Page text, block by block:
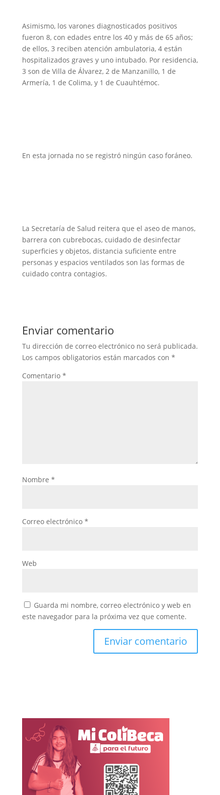
Asimismo, los varones diagnosticados positivos
fueron 8, con edades entre los 40 y más de 65 años;
de ellos, 3 reciben atención ambulatoria, 4 están
hospitalizados graves y uno intubado. Por residencia,
3 son de Villa de Álvarez, 2 de Manzanillo, 1 de
Armería, 1 de Colima, y 1 de Cuauhtémoc.
En esta jornada no se registró ningún caso foráneo.
La Secretaría de Salud reitera que el aseo de manos,
barrera con cubrebocas, cuidado de desinfectar
superficies y objetos, distancia suficiente entre
personas y espacios ventilados son las formas de
cuidado contra contagios.
Enviar comentario
Tu dirección de correo electrónico no será publicada.
Los campos obligatorios están marcados con *
Comentario *
Nombre *
Correo electrónico *
Web
Guarda mi nombre, correo electrónico y web en
este navegador para la próxima vez que comente.